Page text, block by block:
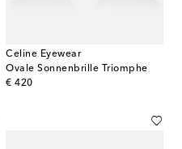
Celine Eyewear
Ovale Sonnenbrille Triomphe
€ 420
original price